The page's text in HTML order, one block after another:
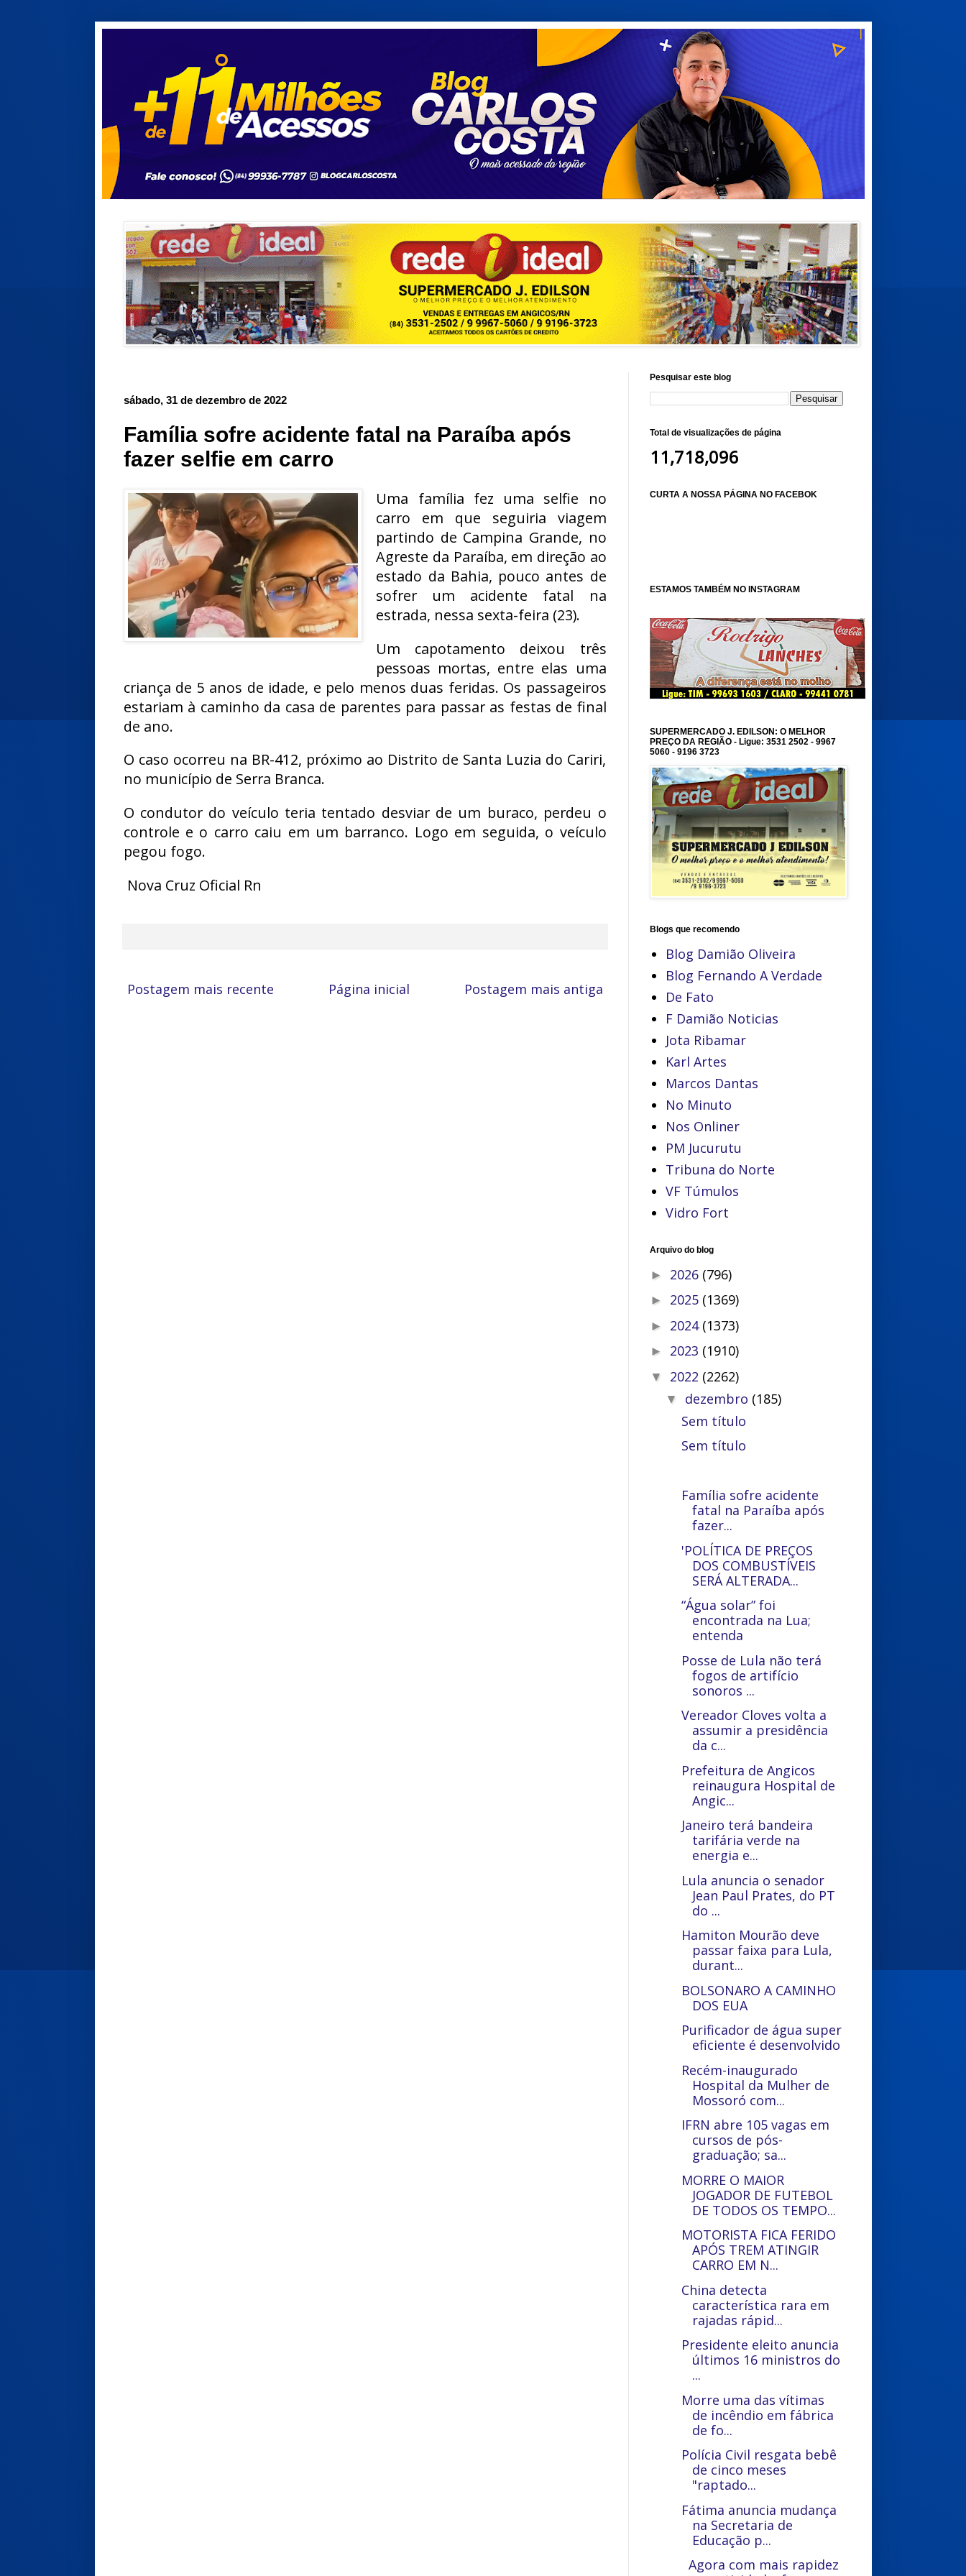
sábado, 31 de dezembro de 2022
Família sofre acidente fatal na Paraíba após
fazer selfie em carro
Uma família fez uma selfie no
carro em que seguiria viagem
partindo de Campina Grande, no
Agreste da Paraíba, em direção ao
estado da Bahia, pouco antes de
sofrer um acidente fatal na
estrada, nessa sexta-feira (23).
Um capotamento deixou três
pessoas mortas, entre elas uma
criança de 5 anos de idade, e pelo menos duas feridas. Os passageiros
estariam à caminho da casa de parentes para passar as festas de final
de ano.
O caso ocorreu na BR-412, próximo ao Distrito de Santa Luzia do Cariri,
no município de Serra Branca.
O condutor do veículo teria tentado desviar de um buraco, perdeu o
controle e o carro caiu em um barranco. Logo em seguida, o veículo
pegou fogo.
Nova Cruz Oficial Rn
Postagem mais recente Postagem mais antiga
Página inicial
Pesquisar este blog
Total de visualizações de página
11,718,096
CURTA A NOSSA PÁGINA NO FACEBOK
ESTAMOS TAMBÉM NO INSTAGRAM
SUPERMERCADO J. EDILSON: O MELHOR
PREÇO DA REGIÃO - Ligue: 3531 2502 - 9967
5060 - 9196 3723
Blogs que recomendo
Blog Damião Oliveira
Blog Fernando A Verdade
De Fato
F Damião Noticias
Jota Ribamar
Karl Artes
Marcos Dantas
No Minuto
Nos Onliner
PM Jucurutu
Tribuna do Norte
VF Túmulos
Vidro Fort
Arquivo do blog
► 2026 (796)
► 2025 (1369)
► 2024 (1373)
► 2023 (1910)
▼ 2022 (2262)
▼ dezembro (185)
Sem título
Sem título
Família sofre acidente
fatal na Paraíba após
fazer...
'POLÍTICA DE PREÇOS
DOS COMBUSTÍVEIS
SERÁ ALTERADA...
“Água solar” foi
encontrada na Lua;
entenda
Posse de Lula não terá
fogos de artifício
sonoros ...
Vereador Cloves volta a
assumir a presidência
da c...
Prefeitura de Angicos
reinaugura Hospital de
Angic...
Janeiro terá bandeira
tarifária verde na
energia e...
Lula anuncia o senador
Jean Paul Prates, do PT
do ...
Hamiton Mourão deve
passar faixa para Lula,
durant...
BOLSONARO A CAMINHO
DOS EUA
Purificador de água super
eficiente é desenvolvido
Recém-inaugurado
Hospital da Mulher de
Mossoró com...
IFRN abre 105 vagas em
cursos de pós-
graduação; sa...
MORRE O MAIOR
JOGADOR DE FUTEBOL
DE TODOS OS TEMPO...
MOTORISTA FICA FERIDO
APÓS TREM ATINGIR
CARRO EM N...
China detecta
característica rara em
rajadas rápid...
Presidente eleito anuncia
últimos 16 ministros do
...
Morre uma das vítimas
de incêndio em fábrica
de fo...
Polícia Civil resgata bebê
de cinco meses
"raptado...
Fátima anuncia mudança
na Secretaria de
Educação p...
Agora com mais rapidez